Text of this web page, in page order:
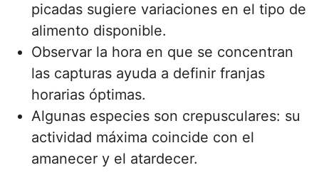
picadas sugiere variaciones en el tipo de
alimento disponible.
Observar la hora en que se concentran
las capturas ayuda a definir franjas
horarias óptimas.
Algunas especies son crepusculares: su
actividad máxima coincide con el
amanecer y el atardecer.